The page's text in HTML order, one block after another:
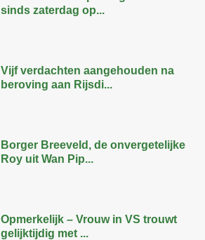
sinds zaterdag op...
Vijf verdachten aangehouden na
beroving aan Rijsdi...
Borger Breeveld, de onvergetelijke
Roy uit Wan Pip...
Opmerkelijk – Vrouw in VS trouwt
gelijktijdig met ...